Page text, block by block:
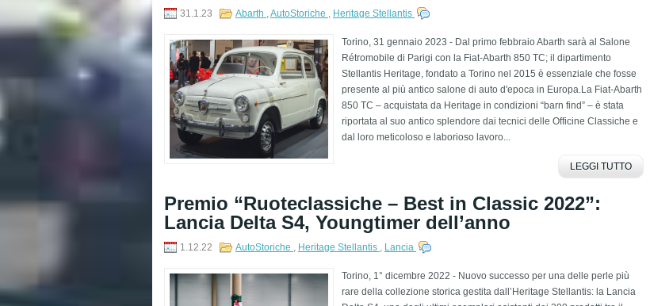
31.1.23 Abarth AutoStoriche Heritage Stellantis
Torino, 31 gennaio 2023 - Dal primo febbraio Abarth sarà al Salone
Rétromobile di Parigi con la Fiat-Abarth 850 TC; il dipartimento
Stellantis Heritage, fondato a Torino nel 2015 è essenziale che fosse
presente al più antico salone di auto d'epoca in Europa.La Fiat-Abarth
850 TC – acquistata da Heritage in condizioni “barn find” – è stata
riportata al suo antico splendore dai tecnici delle Officine Classiche e
dal loro meticoloso e laborioso lavoro...
LEGGI TUTTO
Premio “Ruoteclassiche – Best in Classic 2022”:
Lancia Delta S4, Youngtimer dell’anno
1.12.22 AutoStoriche Heritage Stellantis Lancia
Torino, 1° dicembre 2022 - Nuovo successo per una delle perle più
rare della collezione storica gestita dall’Heritage Stellantis: la Lancia